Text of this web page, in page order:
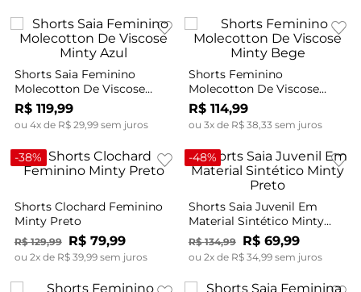
Shorts Saia Feminino
Molecotton De Viscose
Minty Azul
R$ 119,99
ou 4x de R$ 29,99sem juros
Shorts Feminino
Molecotton De Viscose
Minty Bege
R$ 114,99
ou 3x de R$ 38,33 sem juros
-38%
Shorts Clochard Feminino
Minty Preto
R$ 129,99 R$ 79,99
ou 2x de R$ 39, 99sem juros
-48%
Shorts Saia Juvenil Em
Material Sintético Minty
Preto
R$ 134,99 R$ 69,99
ou 2x de R$ 34, 99sem juros